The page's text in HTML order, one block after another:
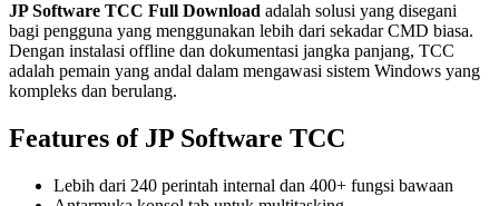
JP Software TCC Full Download adalah solusi yang disegani
bagi pengguna yang menggunakan lebih dari sekadar CMD biasa.
Dengan instalasi offline dan dokumentasi jangka panjang, TCC
adalah pemain yang andal dalam mengawasi sistem Windows yang
kompleks dan berulang.
Features of JP Software TCC
Lebih dari 240 perintah internal dan 400+ fungsi bawaan